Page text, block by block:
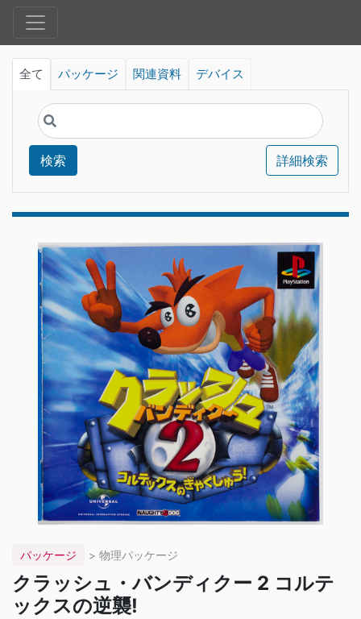
全て パッケージ 関連資料 デバイス
検索 詳細検索
パッケージ > 物理パッケージ
クラッシュ・バンディクー 2 コルテ
ックスの逆襲!